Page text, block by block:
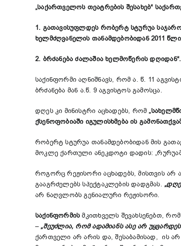
„საქართველოს თეატრების შესახებ“
1. გათავისუფლდეს რობერტ სტურუა
ხელმძღვანელის თანამდებობიდან 2011
2. ბრძანება ძალაშია ხელმოწერის დღიდან“.
საქინფორმი აღნიშნავს, რომ ა. წ. 11
ბრძანება მან ა.წ. 9 აგვისტოს გამოსცა.
დღეს კი მინისტრი აცხადებს, რომ „
ქსენოფობიაში იგულისხმება ის
რობერტ სტურუა თანამდებობიდან მის
მოკლე ქართული ანეკდოტი დადის: „რურუამ
როგორც რეჟისორი აცხადებს, მისთვის არ
გააგრძელებს სპექტაკლების დადგმას.
არ ნაღვლობს გენიალური რეჟისორი.
საქინფორმისმკითხველს შევახსენებთ, რომ
–„შეუძლია, რომ ადამიანს ასე არ
ქართველი არ არის და, შესაბამისად, ის